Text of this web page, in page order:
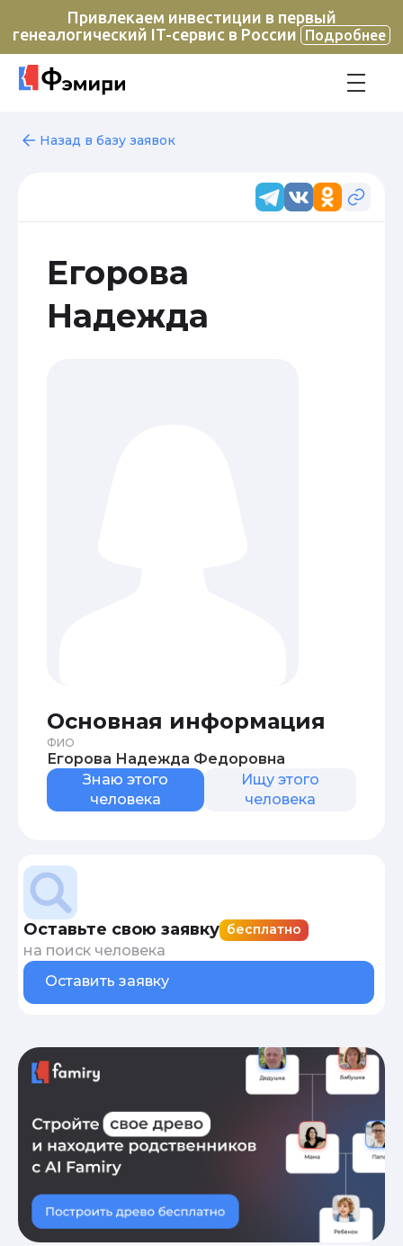
Привлекаем инвестиции в первый
генеалогический IT-сервис в России
Подробнее
Назад в базу заявок
Егорова
Надежда
Основная информация
ФИО
Егорова Надежда Федоровна
Знаю этого
человека
Ищу этого
человека
Оставьте свою заявку бесплатно
на поиск человека
Оставить заявку